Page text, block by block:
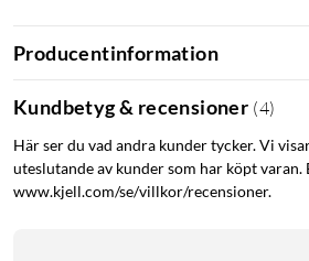
Producentinformation
Kundbetyg & recensioner (4)
Här ser du vad andra kunder tycker. Vi
uteslutande av kunder som har köpt
www.kjell.com/se/villkor/recensioner.